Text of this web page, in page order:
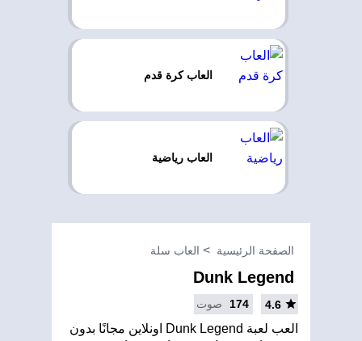
العاب كرة قدم
العاب رياضية
الصفحة الرئيسية العاب سلة
Dunk Legend
4.6
174 صوت
العب لعبة Dunk Legend اونلاين مجانًا بدون